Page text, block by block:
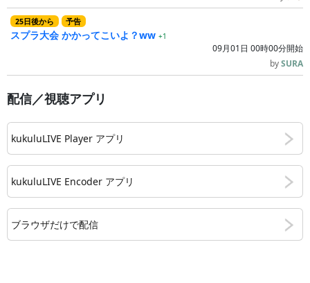
25日後から 予告
スプラ大会 かかってこいよ？ww +1
09月01日 00時00分開始
bySURA
配信／視聴アプリ
kukuluLIVE Player アプリ
kukuluLIVE Encoder アプリ
ブラウザだけで配信